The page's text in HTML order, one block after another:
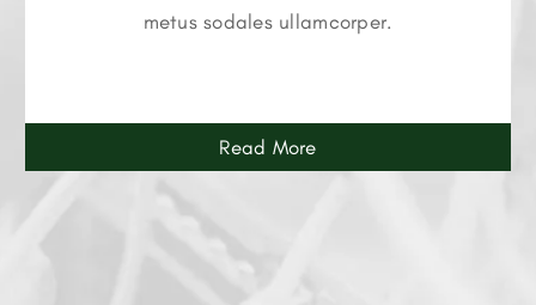
metus sodales ullamcorper.
Read More